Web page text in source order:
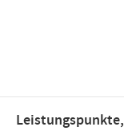
Leistungspunkte,